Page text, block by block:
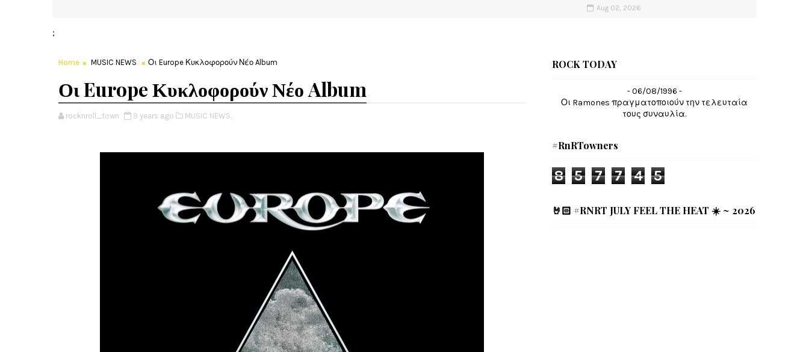
Aug 02, 2026
;
Home MUSIC NEWS Οι Europe Κυκλοφορούν Νέο Album
Οι Europe Κυκλοφορούν Νέο Album
rocknroll_town 9 years ago MUSIC NEWS,
ROCK TODAY
- 06/08/1996 -
Οι Ramones πραγματοποιούν την τελευταία
τους συναυλία.
#RnRTowners
8 5 7 7 4 5
🤘🏻 #RNRT JULY FEEL THE HEAT ☀️ ~ 2026